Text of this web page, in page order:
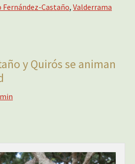
Fernández-Castaño, Valderrama
y Quirós se animan